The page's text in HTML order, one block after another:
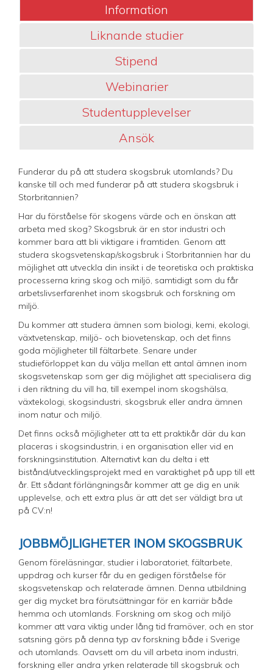
Information
Liknande studier
Stipend
Webinarier
Studentupplevelser
Ansök
Funderar du på att studera skogsbruk utomlands? Du
kanske till och med funderar på att studera skogsbruk i
Storbritannien?
Har du förståelse för skogens värde och en önskan att
arbeta med skog? Skogsbruk är en stor industri och
kommer bara att bli viktigare i framtiden. Genom att
studera skogsvetenskap/skogsbruk i Storbritannien har du
möjlighet att utveckla din insikt i de teoretiska och praktiska
processerna kring skog och miljö, samtidigt som du får
arbetslivserfarenhet inom skogsbruk och forskning om
miljö.
Du kommer att studera ämnen som biologi, kemi, ekologi,
växtvetenskap, miljö- och biovetenskap, och det finns
goda möjligheter till fältarbete. Senare under
studieförloppet kan du välja mellan ett antal ämnen inom
skogsvetenskap som ger dig möjlighet att specialisera dig
i den riktning du vill ha, till exempel inom skogshälsa,
växtekologi, skogsindustri, skogsbruk eller andra ämnen
inom natur och miljö.
Det finns också möjligheter att ta ett praktikår där du kan
placeras i skogsindustrin, i en organisation eller vid en
forskningsinstitution. Alternativt kan du delta i ett
bistånd/utvecklingsprojekt med en varaktighet på upp till ett
år. Ett sådant förlängningsår kommer att ge dig en unik
upplevelse, och ett extra plus är att det ser väldigt bra ut
på CV:n!
JOBBMÖJLIGHETER INOM SKOGSBRUK
Genom föreläsningar, studier i laboratoriet, fältarbete,
uppdrag och kurser får du en gedigen förståelse för
skogsvetenskap och relaterade ämnen. Denna utbildning
ger dig mycket bra förutsättningar för en karriär både
hemma och utomlands. Forskning om skog och miljö
kommer att vara viktig under lång tid framöver, och en stor
satsning görs på denna typ av forskning både i Sverige
och utomlands. Oavsett om du vill arbeta inom industri,
forskning eller andra yrken relaterade till skogsbruk och